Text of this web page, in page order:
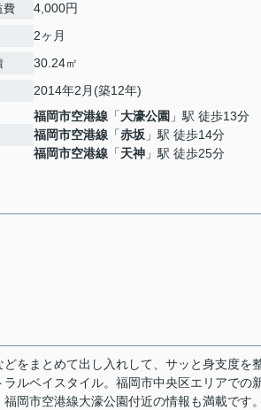
費 4,000円
2ヶ月
30.24㎡
2014年2月(築12年)
福岡市空港線 「大濠公園 」駅 徒歩13分
福岡市空港線 「赤坂 」駅 徒歩14分
福岡市空港線 「天神 」駅 徒歩25分
をまとめて出し入れして、サッと身支度を
ルベイスタイル。福岡市中央区エリアでの
岡市空港線大濠公園付近の情報も満載です